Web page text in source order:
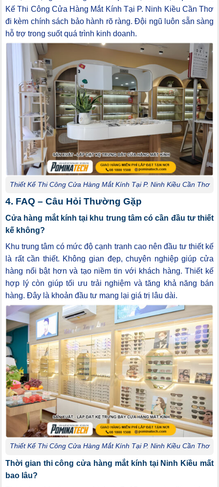
Kế Thi Công Cửa Hàng Mắt Kính Tại P. Ninh Kiều Cần Thơ
đi kèm chính sách bảo hành rõ ràng. Đội ngũ luôn sẵn sàng
hỗ trợ trong suốt quá trình kinh doanh.
Thiết Kế Thi Công Cửa Hàng Mắt Kính Tại P. Ninh Kiều Cần Thơ
4. FAQ – Câu Hỏi Thường Gặp
Cửa hàng mắt kính tại khu trung tâm có cần đầu tư thiết
kế không?
Khu trung tâm có mức độ cạnh tranh cao nên đầu tư thiết kế
là rất cần thiết. Không gian đẹp, chuyên nghiệp giúp cửa
hàng nổi bật hơn và tạo niềm tin với khách hàng. Thiết kế
hợp lý còn giúp tối ưu trải nghiệm và tăng khả năng bán
hàng. Đây là khoản đầu tư mang lại giá trị lâu dài.
Thiết Kế Thi Công Cửa Hàng Mắt Kính Tại P. Ninh Kiều Cần Thơ
Thời gian thi công cửa hàng mắt kính tại Ninh Kiều mất
bao lâu?